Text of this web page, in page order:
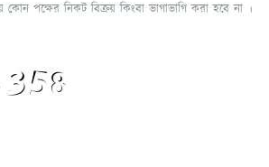
পক্ষের নিকট বিক্রয় কিংবা ভাগাভাগি করা হবে না ।